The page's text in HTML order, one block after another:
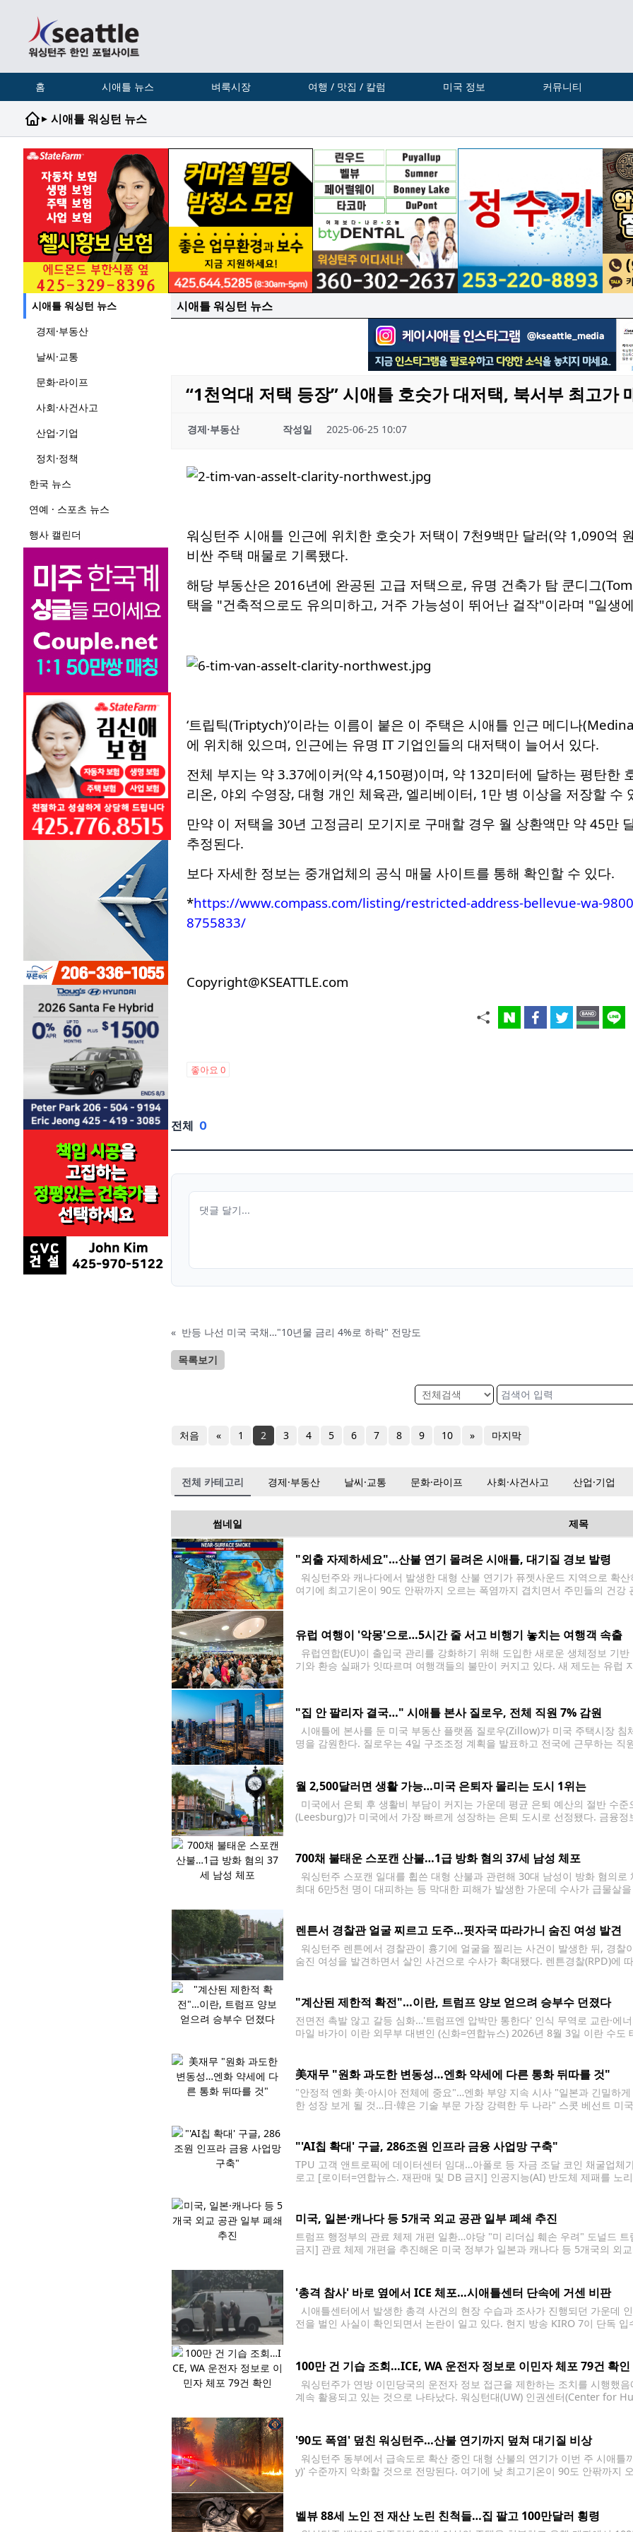
홈 시애틀 뉴스 벼룩시장 여행 / 맛집 / 칼럼 미국 정보 커뮤니티
▸ 시애틀 워싱턴 뉴스
시애틀 워싱턴 뉴스
경제·부동산
날씨·교통
문화·라이프
사회·사건사고
산업·기업
정치·정책
한국 뉴스
연예 · 스포츠 뉴스
행사 캘린더
시애틀 워싱턴 뉴스
“1천억대 저택 등장” 시애틀 호숫가 대저택, 북서부 최고가
경제·부동산 작성일 2025-06-25 10:07
워싱턴주 시애틀 인근에 위치한 호숫가 저택이 7천9백만 달러(약 1,090억
비싼 주택 매물로 기록됐다.
해당 부동산은 2016년에 완공된 고급 저택으로, 유명 건축가 탐 쿤디그
택을 "건축적으로도 유의미하고, 거주 가능성이 뛰어난 걸작"이라며 "일생
‘트립틱(Triptych)’이라는 이름이 붙은 이 주택은 시애틀 인근 메디나
에 위치해 있으며, 인근에는 유명 IT 기업인들의 대저택이 늘어서 있다.
전체 부지는 약 3.37에이커(약 4,150평)이며, 약 132미터에 달하는 평탄한
리온, 야외 수영장, 대형 개인 체육관, 엘리베이터, 1만 병 이상을 저장할 수
만약 이 저택을 30년 고정금리 모기지로 구매할 경우 월 상환액만 약 45만
추정된다.
보다 자세한 정보는 중개업체의 공식 매물 사이트를 통해 확인할 수 있다.
*https://www.compass.com/listing/restricted-address-bellevue-wa-
8755833/
Copyright@KSEATTLE.com
좋아요 0
전체 0
« 반등 나선 미국 국채…"10년물 금리 4%로 하락" 전망도
목록보기
처음 « 1 2 3 4 5 6 7 8 9 10 » 마지막
전체 카테고리 경제·부동산 날씨·교통 문화·라이프 사회·사건사고 산업·기업
썸네일 제목
"외출 자제하세요"…산불 연기 몰려온 시애틀, 대기질 경보 발령
워싱턴주와 캐나다에서 발생한 대형 산불 연기가 퓨젯사운드 지역으로 확
여기에 최고기온이 90도 안팎까지 오르는 폭염까지 겹치면서 주민들의 건
유럽 여행이 '악몽'으로…5시간 줄 서고 비행기 놓치는 여행객 속출
유럽연합(EU)이 출입국 관리를 강화하기 위해 도입한 새로운 생체정보 기
기와 환승 실패가 잇따르며 여행객들의 불만이 커지고 있다. 새 제도는 유럽
"집 안 팔리자 결국…" 시애틀 본사 질로우, 전체 직원 7% 감원
시애틀에 본사를 둔 미국 부동산 플랫폼 질로우(Zillow)가 미국 주택시장
명을 감원한다. 질로우는 4일 구조조정 계획을 발표하고 전국에 근무하는
월 2,500달러면 생활 가능…미국 은퇴자 몰리는 도시 1위는
미국에서 은퇴 후 생활비 부담이 커지는 가운데 평균 은퇴 예산의 절반 수
(Leesburg)가 미국에서 가장 빠르게 성장하는 은퇴 도시로 선정됐다. 금융
700채 불태운 스포캔 산불…1급 방화 혐의 37세 남성 체포
워싱턴주 스포캔 일대를 휩쓴 대형 산불과 관련해 30대 남성이 방화 혐의
최대 6만5천 명이 대피하는 등 막대한 피해가 발생한 가운데 수사가 급물살
렌튼서 경찰관 얼굴 찌르고 도주…핏자국 따라가니 숨진 여성 발견
워싱턴주 렌튼에서 경찰관이 흉기에 얼굴을 찔리는 사건이 발생한 뒤, 경
숨진 여성을 발견하면서 살인 사건으로 수사가 확대됐다. 렌튼경찰(RPD)에
"계산된 제한적 확전"…이란, 트럼프 양보 얻으려 승부수 던졌다
전면전 촉발 않고 갈등 심화…'트럼프엔 압박만 통한다' 인식 무역로 교란·에
마일 바가이 이란 외무부 대변인 (신화=연합뉴스) 2026년 8월 3일 이란 수
美재무 "원화 과도한 변동성…엔화 약세에 다른 통화 뒤따를 것"
"안정적 엔화 美·아시아 전체에 중요"…엔화 부양 지속 시사 "일본과 긴밀하
한 성장 보게 될 것…日·韓은 기술 부문 가장 강력한 두 나라" 스콧 베선트 미
"'AI칩 확대' 구글, 286조원 인프라 금융 사업망 구축"
TPU 고객 앤트로픽에 데이터센터 임대…아폴로 등 자금 조달 코인 채굴업
로고 [로이터=연합뉴스. 재판매 및 DB 금지] 인공지능(AI) 반도체 제패를 노
미국, 일본·캐나다 등 5개국 외교 공관 일부 폐쇄 추진
트럼프 행정부의 관료 체제 개편 일환…야당 "미 리더십 훼손 우려" 도널드
금지] 관료 체제 개편을 추진해온 미국 정부가 일본과 캐나다 등 5개국의 외
'총격 참사' 바로 옆에서 ICE 체포…시애틀센터 단속에 거센 비판
시애틀센터에서 발생한 총격 사건의 현장 수습과 조사가 진행되던 가운데
전을 벌인 사실이 확인되면서 논란이 일고 있다. 현지 방송 KIRO 7이 단독
100만 건 기습 조회…ICE, WA 운전자 정보로 이민자 체포 79건 확인
워싱턴주가 연방 이민당국의 운전자 정보 접근을 제한하는 조치를 시행했
계속 활용되고 있는 것으로 나타났다. 워싱턴대(UW) 인권센터(Center for
'90도 폭염' 덮친 워싱턴주…산불 연기까지 덮쳐 대기질 비상
워싱턴주 동부에서 급속도로 확산 중인 대형 산불의 연기가 이번 주 시애
y)' 수준까지 악화할 것으로 전망된다. 여기에 낮 최고기온이 90도 안팎까지
벨뷰 88세 노인 전 재산 노린 친척들…집 팔고 100만달러 횡령